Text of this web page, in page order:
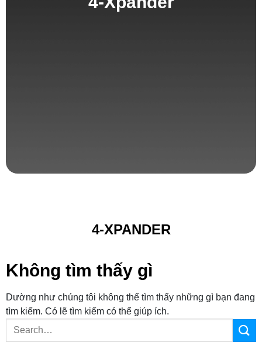
4-XPANDER
Không tìm thấy gì
Dường như chúng tôi không thể tìm thấy những gì bạn đang
tìm kiếm. Có lẽ tìm kiếm có thể giúp ích.